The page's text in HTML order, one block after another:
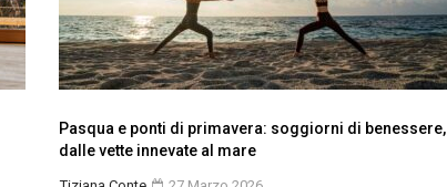
Pasqua e ponti di primavera: soggiorni di benessere,
dalle vette innevate al mare